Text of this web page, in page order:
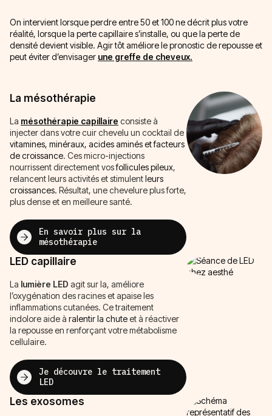
On intervient lorsqueperdre entre 50 et 100ne décrit plus votre
réalité, lorsque la perte capillaire s’installe, ou que la perte de
densité devient visible. Agir tôt améliore le pronostic de repousse et
peut éviter d’envisager une greffe de cheveux.
La mésothérapie
La mésothérapie capillaire consiste à
injecter dans votre cuir chevelu un cocktail de
vitamines, minéraux, acides aminés et facteurs
de croissance. Ces micro-injections
nourrissent directement vosfollicules pileux,
relancent leurs activités et stimulentleurs
croissances. Résultat, une chevelure plus forte,
plus dense et en meilleure santé.
En savoir plus sur la
mésothérapie
LED capillaire
La lumière LED agit sur la, améliore
l’oxygénation des racines et apaise les
inflammations cutanées. Ce traitement
indolore aide à ralentir la chuteet à réactiver
la repousse en renforçant votre métabolisme
cellulaire.
Je découvre le traitement
LED
Les exosomes